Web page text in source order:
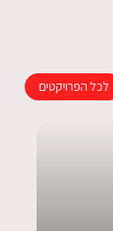
לכל הפרויקטים